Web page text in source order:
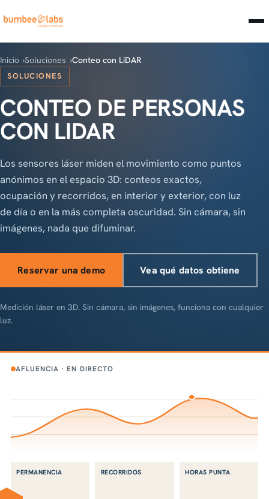
Inicio Soluciones Conteo con LiDAR
SOLUCIONES
CONTEO DE PERSONAS
CON LIDAR
Los sensores láser miden el movimiento como puntos
anónimos en el espacio 3D: conteos exactos,
ocupación y recorridos, en interior y exterior, con luz
de día o en la más completa oscuridad. Sin cámara, sin
imágenes, nada que difuminar.
Reservar una demo Vea qué datos obtiene
Medición láser en 3D. Sin cámara, sin imágenes, funciona con cualquier
luz.
AFLUENCIA · EN DIRECTO
PERMANENCIA RECORRIDOS HORAS PUNTA